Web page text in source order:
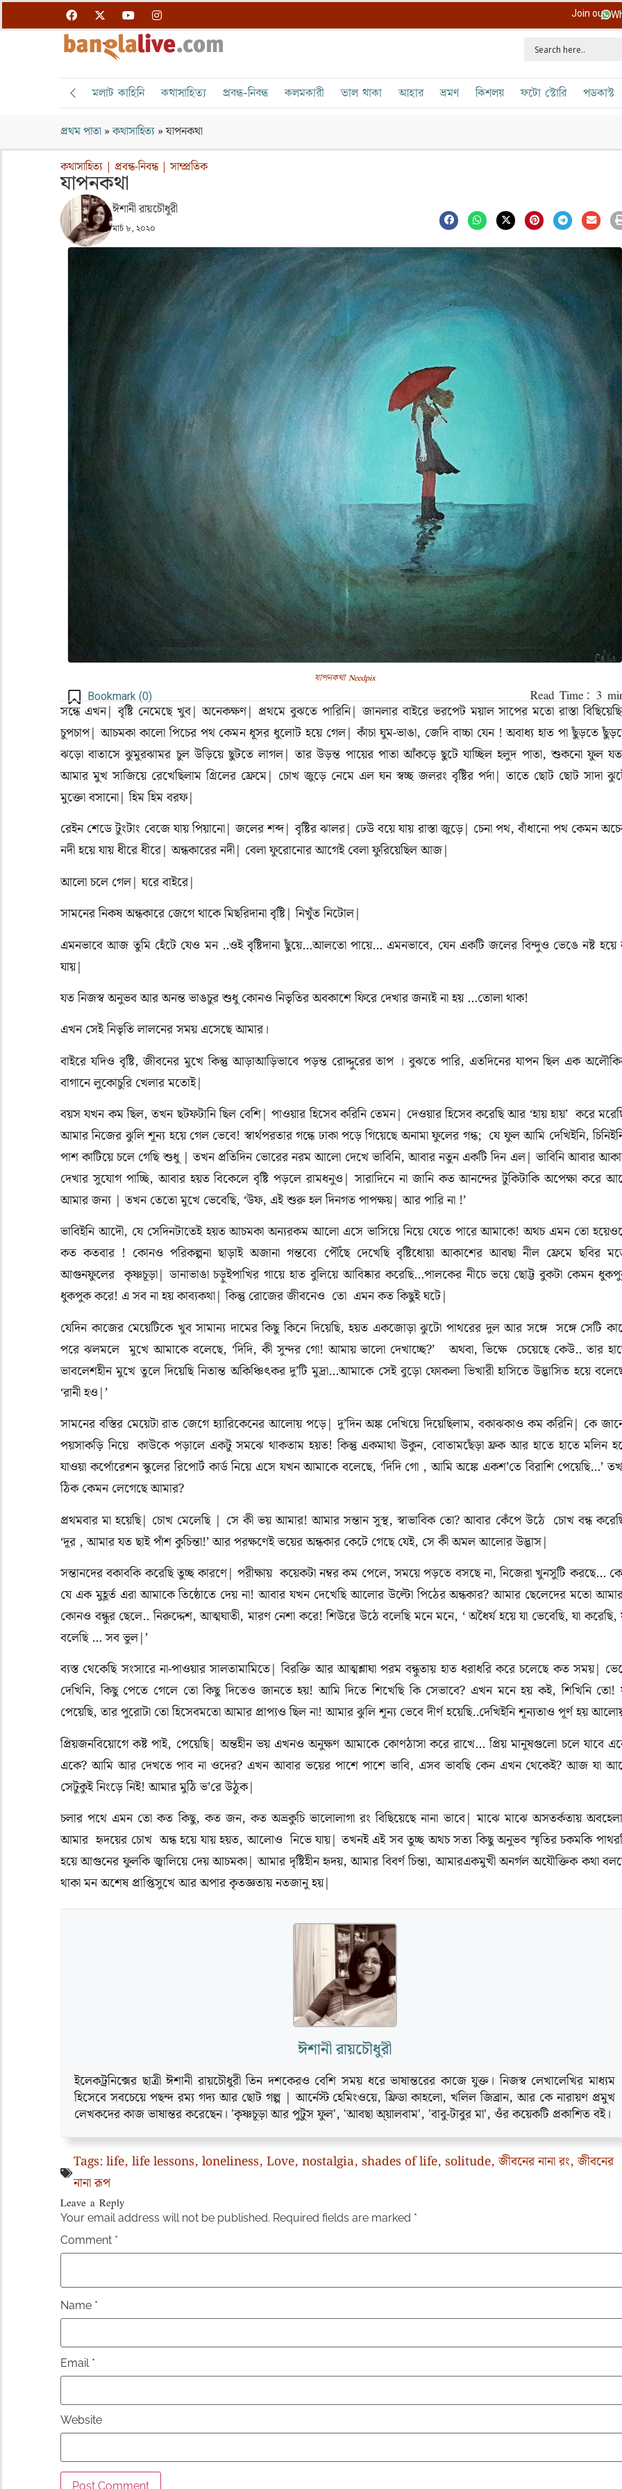
Join our
মলাট কাহিনি কথাসাহিত্য প্রবন্ধ-নিবন্ধ কলমকারী ভাল থাকা আহার ভ্রমণ কিশলয় ফটো স্টোরি পডকাস্ট
প্রথম পাতা »কথাসাহিত্য »যাপনকথা
কথাসাহিত্য | প্রবন্ধ-নিবন্ধ|সাম্প্রতিক
যাপনকথা
ঈশানী রায়চৌধুরী
মার্চ ৮, ২০২০
যাপনকথা Needpix
Bookmark (0)
সন্ধে এখন| বৃষ্টি নেমেছে খুব| অনেকক্ষণ| প্রথমে বুঝতে পারিনি| জানলার বাইরে ভরপেট ময়াল সাপের মতো রাস্তা
চুপচাপ| আচমকা কালো পিচের পথ কেমন ধূসর ধুলোট হয়ে গেল| কাঁচা ঘুম-ভাঙা, জেদি বাচ্চা যেন ! অবাধ্য হাত পা ছুঁড়তে
ঝড়ো বাতাসে ঝুমুরঝামর চুল উড়িয়ে ছুটতে লাগল| তার উড়ন্ত পায়ের পাতা আঁকড়ে ছুটে যাচ্ছিল হলুদ পাতা, শুকনো ফুল
আমার মুখ সাজিয়ে রেখেছিলাম গ্রিলের ফ্রেমে| চোখ জুড়ে নেমে এল ঘন স্বচ্ছ জলরং বৃষ্টির পর্দা| তাতে ছোট ছোট সাদা
মুক্তো বসানো| হিম হিম বরফ|
রেইন শেডে টুংটাং বেজে যায় পিয়ানো| জলের শব্দ| বৃষ্টির ঝালর| ঢেউ বয়ে যায় রাস্তা জুড়ে| চেনা পথ, বাঁধানো পথ কেমন
নদী হয়ে যায় ধীরে ধীরে| অন্ধকারের নদী| বেলা ফুরোনোর আগেই বেলা ফুরিয়েছিল আজ|
আলো চলে গেল| ঘরে বাইরে|
সামনের নিকষ অন্ধকারে জেগে থাকে মিছরিদানা বৃষ্টি| নিখুঁত নিটোল|
এমনভাবে আজ তুমি হেঁটে যেও মন ..ওই বৃষ্টিদানা ছুঁয়ে…আলতো পায়ে… এমনভাবে, যেন একটি জলের বিন্দুও ভেঙে নষ্ট হয়ে
যায়|
যত নিজস্ব অনুভব আর অনন্ত ভাঙচুর শুধু কোনও নিভৃতির অবকাশে ফিরে দেখার জন্যই না হয় …তোলা থাক!
এখন সেই নিভৃতি লালনের সময় এসেছে আমার।
বাইরে যদিও বৃষ্টি, জীবনের মুখে কিন্তু আড়াআড়িভাবে পড়ন্ত রোদ্দুরের তাপ । বুঝতে পারি, এতদিনের যাপন ছিল এক
বাগানে লুকোচুরি খেলার মতোই|
বয়স যখন কম ছিল, তখন ছটফটানি ছিল বেশি| পাওয়ার হিসেব করিনি তেমন| দেওয়ার হিসেব করেছি আর ‘হায় হায়’ করে
আমার নিজের ঝুলি শূন্য হয়ে গেল ভেবে! স্বার্থপরতার গন্ধে ঢাকা পড়ে গিয়েছে অনামা ফুলের গন্ধ; যে ফুল আমি দেখিইনি,
পাশ কাটিয়ে চলে গেছি শুধু | তখন প্রতিদিন ভোরের নরম আলো দেখে ভাবিনি, আবার নতুন একটি দিন এল| ভাবিনি আবার
দেখার সুযোগ পাচ্ছি, আবার হয়ত বিকেলে বৃষ্টি পড়লে রামধনুও| সারাদিনে না জানি কত আনন্দের টুকিটাকি অপেক্ষা করে
আমার জন্য | তখন তেতো মুখে ভেবেছি, ‘উফ, এই শুরু হল দিনগত পাপক্ষয়| আর পারি না !’
ভাবিইনি আদৌ, যে সেদিনটাতেই হয়ত আচমকা অন্যরকম আলো এসে ভাসিয়ে নিয়ে যেতে পারে আমাকে! অথচ এমন তো
কত কতবার ! কোনও পরিকল্পনা ছাড়াই অজানা গন্তব্যে পৌঁছে দেখেছি বৃষ্টিধোয়া আকাশের আবছা নীল ফ্রেমে ছবির
আগুনফুলের কৃষ্ণচূড়া| ডানাভাঙা চড়ুইপাখির গায়ে হাত বুলিয়ে আবিষ্কার করেছি…পালকের নীচে ভয়ে ছোট্ট বুকটা কেমন
ধুকপুক করে! এ সব না হয় কাব্যকথা| কিন্তু রোজের জীবনেও তো এমন কত কিছুই ঘটে|
যেদিন কাজের মেয়েটিকে খুব সামান্য দামের কিছু কিনে দিয়েছি, হয়ত একজোড়া ঝুটো পাথরের দুল আর সঙ্গে সঙ্গে সেটি
পরে ঝলমলে মুখে আমাকে বলেছে, ‘দিদি, কী সুন্দর গো! আমায় ভালো দেখাচ্ছে?’ অথবা, ভিক্ষে চেয়েছে কেউ.. তার
ভাবলেশহীন মুখে তুলে দিয়েছি নিতান্ত অকিঞ্চিৎকর দু’টি মুদ্রা…আমাকে সেই বুড়ো ফোকলা ভিখারী হাসিতে উদ্ভাসিত হয়ে
‘রানী হও|’
সামনের বস্তির মেয়েটা রাত জেগে হ্যারিকেনের আলোয় পড়ে| দু’দিন অঙ্ক দেখিয়ে দিয়েছিলাম, বকাঝকাও কম করিনি| কে
পয়সাকড়ি নিয়ে কাউকে পড়ালে একটু সমঝে থাকতাম হয়ত! কিন্তু একমাথা উকুন, বোতামছেঁড়া ফ্রক আর হাতে হাতে মলিন
যাওয়া কর্পোরেশন স্কুলের রিপোর্ট কার্ড নিয়ে এসে যখন আমাকে বলেছে, ‘দিদি গো , আমি অঙ্কে একশ’তে বিরাশি পেয়েছি…’
ঠিক কেমন লেগেছে আমার?
প্রথমবার মা হয়েছি| চোখ মেলেছি | সে কী ভয় আমার! আমার সন্তান সুস্থ, স্বাভাবিক তো? আবার কেঁপে উঠে চোখ বন্ধ
‘দূর , আমার যত ছাই পাঁশ কুচিন্তা!’ আর পরক্ষণেই ভয়ের অন্ধকার কেটে গেছে যেই, সে কী অমল আলোর উদ্ভাস|
সন্তানদের বকাবকি করেছি তুচ্ছ কারণে| পরীক্ষায় কয়েকটা নম্বর কম পেলে, সময়ে পড়তে বসছে না, নিজেরা খুনসুটি করছে…
যে এক মুহূর্ত এরা আমাকে তিষ্ঠোতে দেয় না! আবার যখন দেখেছি আলোর উল্টো পিঠের অন্ধকার? আমার ছেলেদের মতো
কোনও বন্ধুর ছেলে.. নিরুদ্দেশ, আত্মঘাতী, মারণ নেশা করে! শিউরে উঠে বলেছি মনে মনে, ‘ অধৈর্য হয়ে যা ভেবেছি, যা করেছি,
বলেছি … সব ভুল|’
ব্যস্ত থেকেছি সংসারে না-পাওয়ার সালতামামিতে| বিরক্তি আর আত্মশ্লাঘা পরম বন্ধুতায় হাত ধরাধরি করে চলেছে কত সময়|
দেখিনি, কিছু পেতে গেলে তো কিছু দিতেও জানতে হয়! আমি দিতে শিখেছি কি সেভাবে? এখন মনে হয় কই, শিখিনি তো!
পেয়েছি, তার পুরোটা তো হিসেবমতো আমার প্রাপ্যও ছিল না! আমার ঝুলি শূন্য ভেবে দীর্ণ হয়েছি..দেখিইনি শূন্যতাও পূর্ণ হয়
প্রিয়জনবিয়োগে কষ্ট পাই, পেয়েছি| অন্তহীন ভয় এখনও অনুক্ষণ আমাকে কোণঠাসা করে রাখে… প্রিয় মানুষগুলো চলে যাবে
একে? আমি আর দেখতে পাব না ওদের? এখন আবার ভয়ের পাশে পাশে ভাবি, এসব ভাবছি কেন এখন থেকেই? আজ যা
সেটুকুই নিংড়ে নিই! আমার মুঠি ভ’রে উঠুক|
চলার পথে এমন তো কত কিছু, কত জন, কত অভ্রকুচি ভালোলাগা রং বিছিয়েছে নানা ভাবে| মাঝে মাঝে অসতর্কতায়
আমার হৃদয়ের চোখ অন্ধ হয়ে যায় হয়ত, আলোও নিভে যায়| তখনই এই সব তুচ্ছ অথচ সত্য কিছু অনুভব স্মৃতির চকমকি
হয়ে আগুনের ফুলকি জ্বালিয়ে দেয় আচমকা| আমার দৃষ্টিহীন হৃদয়, আমার বিবর্ণ চিন্তা, আমারএকমুখী অনর্গল অযৌক্তিক কথা
থাকা মন অশেষ প্রাপ্তিসুখে আর অপার কৃতজ্ঞতায় নতজানু হয়|
ঈশানী রায়চৌধুরী
ইলেকট্রনিক্সের ছাত্রী ঈশানী রায়চৌধুরী তিন দশকেরও বেশি সময় ধরে ভাষান্তরের কাজে যুক্ত। নিজস্ব লেখালেখির মাধ্যম
হিসেবে সবচেয়ে পছন্দ রম্য গদ্য আর ছোট গল্প | আর্নেস্ট হেমিংওয়ে, ফ্রিডা কাহলো, খলিল জিব্রান, আর কে নারায়ণ প্রমুখ
লেখকদের কাজ ভাষান্তর করেছেন। 'কৃষ্ণচূড়া আর পুটুস ফুল', 'আবছা অ্য়ালবাম', 'বাবু-টাবুর মা', ওঁর কয়েকটি প্রকাশিত বই।
Tags:life, life lessons, loneliness, Love, nostalgia, shades of life, solitude,জীবনের নানা রং,জীবনের
নানা রূপ
Leave a Reply
Your email address will not be published. Required fields are marked *
Comment *
Name *
Email *
Website